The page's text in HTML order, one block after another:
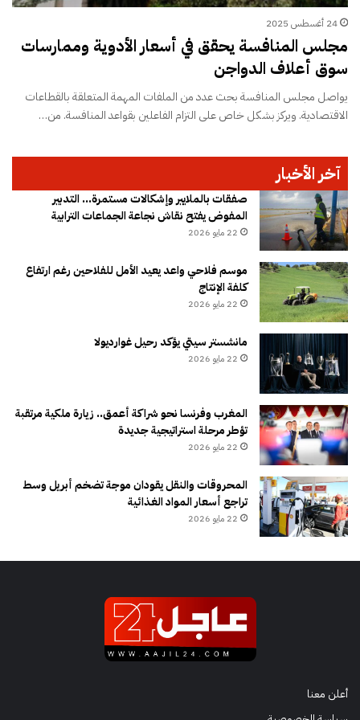
24 أغسطس 2025
مجلس المنافسة يحقق في أسعار الأدوية وممارسات
سوق أعلاف الدواجن
يواصل مجلس المنافسة بحث عدد من الملفات المهمة المتعلقة بالقطاعات
الاقتصادية. ويركز بشكل خاص على التزام الفاعلين بقواعد المنافسة. من…
آخر الأخبار
صفقات بالملايير وإشكالات مستمرة… التدبير
المفوض يفتح نقاش نجاعة الجماعات الترابية
22 مايو 2026
موسم فلاحي واعد يعيد الأمل للفلاحين رغم ارتفاع
كلفة الإنتاج
22 مايو 2026
مانشستر سيتي يؤكد رحيل غوارديولا
22 مايو 2026
المغرب وفرنسا نحو شراكة أعمق.. زيارة ملكية مرتقبة
تؤطر مرحلة استراتيجية جديدة
22 مايو 2026
المحروقات والنقل يقودان موجة تضخم أبريل وسط
تراجع أسعار المواد الغذائية
22 مايو 2026
أعلن معنا